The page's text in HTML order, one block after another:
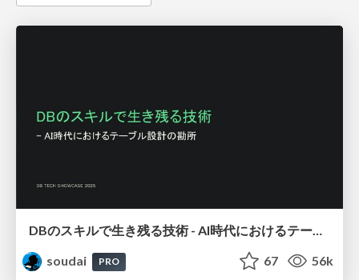
DBのスキルで生き残る技術 - AI時代におけるテーブル設計の勘所
soudai
PRO 67 56k